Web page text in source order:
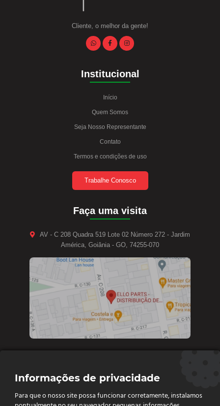
Cliente, o melhor da gente!
Institucional
Início
Quem Somos
Seja Nosso Representante
Contato
Termos e condições de uso
Trabalhe Conosco
Faça uma visita
AV - C 208 Quadra 519 Lote 02 Número 272 - Jardim
América, Goiânia - GO, 74255-070
Diretoria e vendas: (62) 9 9693-4273
Vendas e Financeiro: (62) 98261 - 0055
Informações de privacidade
Para que o nosso site possa funcionar corretamente, instalamos